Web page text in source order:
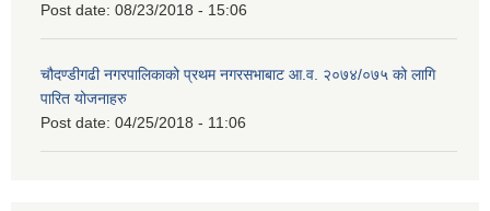
Post date: 08/23/2018 - 15:06
चौदण्डीगढी नगरपालिकाको प्रथम नगरसभाबाट आ.व. २०७४/०७५ को लागि
पारित योजनाहरु
Post date: 04/25/2018 - 11:06